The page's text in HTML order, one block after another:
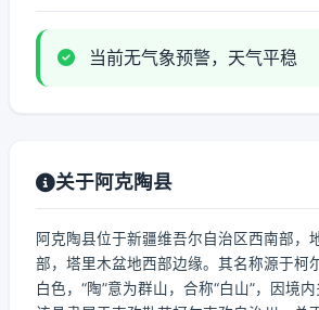
当前无气象预警，天气平稳
关于阿克陶县
阿克陶县位于新疆维吾尔自治区西南部，
部，塔里木盆地西部边缘。其名称源于柯
白色，“陶”意为群山，合称“白山”，因境内